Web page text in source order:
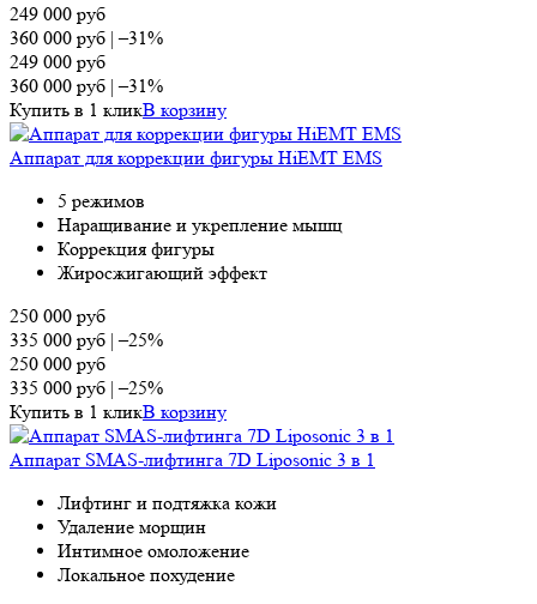
249 000 руб
360 000 руб |–31%
249 000 руб
360 000 руб |–31%
Купить в 1 кликВ корзину
Аппарат для коррекции фигуры HiEMT EMS
5 режимов
Наращивание и укрепление мышц
Коррекция фигуры
Жиросжигающий эффект
250 000 руб
335 000 руб |–25%
250 000 руб
335 000 руб |–25%
Купить в 1 кликВ корзину
Аппарат SMAS-лифтинга 7D Liposonic 3 в 1
Лифтинг и подтяжка кожи
Удаление морщин
Интимное омоложение
Локальное похудение